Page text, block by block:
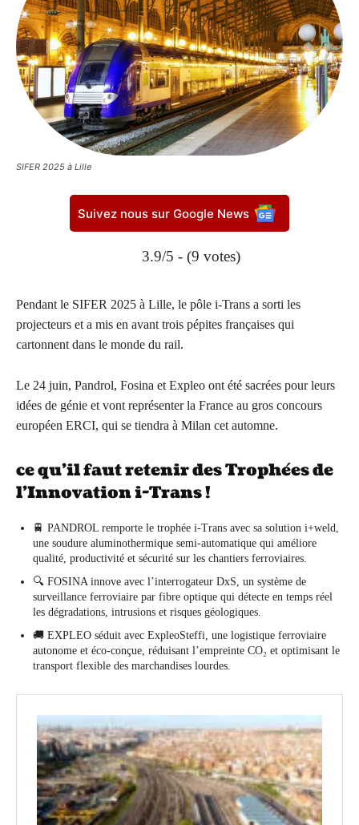
SIFER 2025 à Lille
Suivez nous sur Google News
3.9/5 - (9 votes)
Pendant le SIFER 2025 à Lille, le pôle i-Trans a sorti les
projecteurs et a mis en avant trois pépites françaises qui
cartonnent dans le monde du rail.
Le 24 juin, Pandrol, Fosina et Expleo ont été sacrées pour leurs
idées de génie et vont représenter la France au gros concours
européen ERCI, qui se tiendra à Milan cet automne.
ce qu’il faut retenir des Trophées de
l’Innovation i-Trans !
🚆 PANDROL remporte le trophée i-Trans avec sa solution i+weld,
une soudure aluminothermique semi-automatique qui améliore
qualité, productivité et sécurité sur les chantiers ferroviaires.
🔍 FOSINA innove avec l’interrogateur DxS, un système de
surveillance ferroviaire par fibre optique qui détecte en temps réel
les dégradations, intrusions et risques géologiques.
🚚 EXPLEO séduit avec ExpleoSteffi, une logistique ferroviaire
autonome et éco-conçue, réduisant l’empreinte CO₂ et optimisant le
transport flexible des marchandises lourdes.